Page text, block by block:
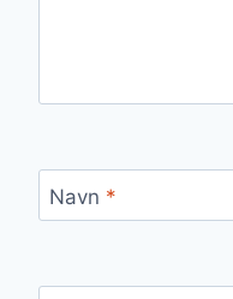
Navn *